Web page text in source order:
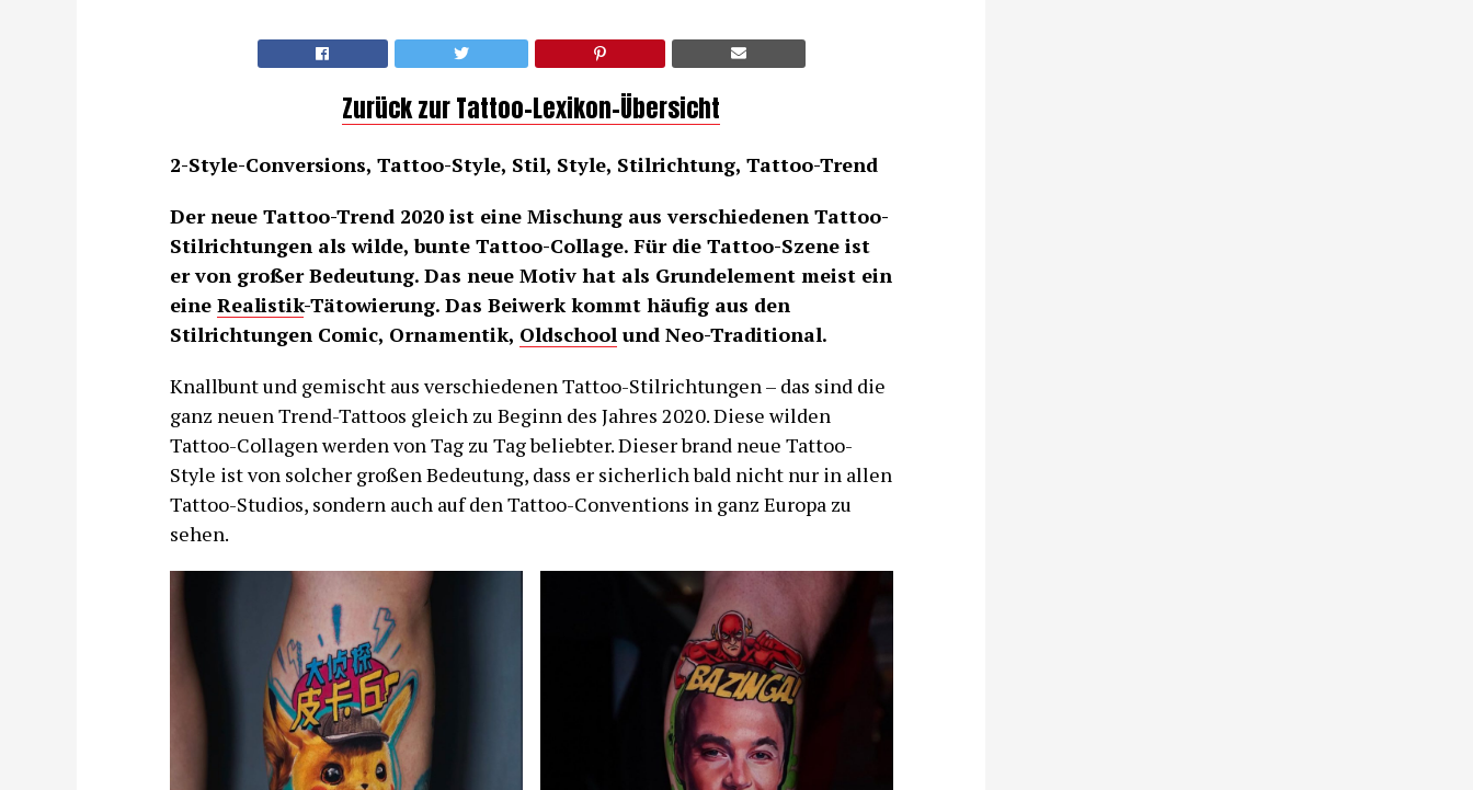
Zurück zur Tattoo-Lexikon-Übersicht
2-Style-Conversions, Tattoo-Style, Stil, Style, Stilrichtung, Tattoo-Trend
Der neue Tattoo-Trend 2020 ist eine Mischung aus verschiedenen Tattoo-
Stilrichtungen als wilde, bunte Tattoo-Collage. Für die Tattoo-Szene ist
er von großer Bedeutung. Das neue Motiv hat als Grundelement meist ein
eine Realistik-Tätowierung. Das Beiwerk kommt häufig aus den
Stilrichtungen Comic, Ornamentik, Oldschoolund Neo-Traditional.
Knallbunt und gemischt aus verschiedenen Tattoo-Stilrichtungen – das sind die
ganz neuen Trend-Tattoos gleich zu Beginn des Jahres 2020. Diese wilden
Tattoo-Collagen werden von Tag zu Tag beliebter. Dieser brand neue Tattoo-
Style ist von solcher großen Bedeutung, dass er sicherlich bald nicht nur in allen
Tattoo-Studios, sondern auch auf den Tattoo-Conventions in ganz Europa zu
sehen.